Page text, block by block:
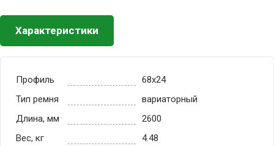
Характеристики
Профиль
68x24
Тип ремня
вариаторный
Длина, мм
2600
Вес, кг
4.48